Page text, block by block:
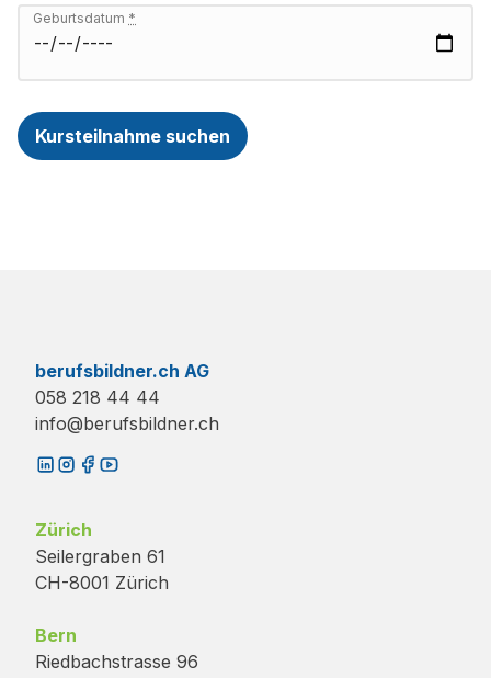
Geburtsdatum *
berufsbildner.ch AG
058 218 44 44
info@berufsbildner.ch
Zürich
Seilergraben 61
CH-8001 Zürich
Bern
Riedbachstrasse 96